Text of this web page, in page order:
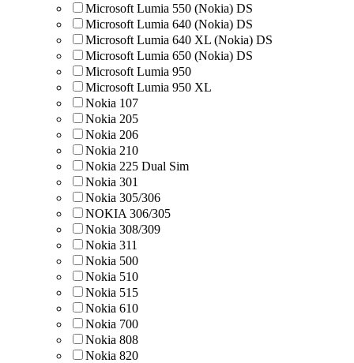
Microsoft Lumia 550 (Nokia) DS
Microsoft Lumia 640 (Nokia) DS
Microsoft Lumia 640 XL (Nokia) DS
Microsoft Lumia 650 (Nokia) DS
Microsoft Lumia 950
Microsoft Lumia 950 XL
Nokia 107
Nokia 205
Nokia 206
Nokia 210
Nokia 225 Dual Sim
Nokia 301
Nokia 305/306
NOKIA 306/305
Nokia 308/309
Nokia 311
Nokia 500
Nokia 510
Nokia 515
Nokia 610
Nokia 700
Nokia 808
Nokia 820